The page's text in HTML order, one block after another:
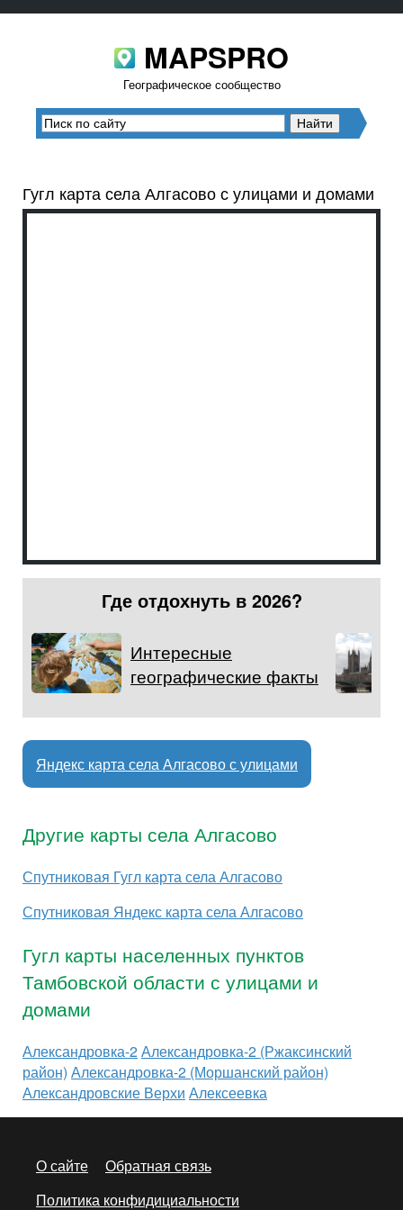
MAPSPRO
Географическое сообщество
Гугл карта села Алгасово с улицами и домами
Где отдохнуть в 2026?
Интересные
географические факты
Яндекс карта села Алгасово с улицами
Другие карты села Алгасово
Спутниковая Гугл карта села Алгасово
Спутниковая Яндекс карта села Алгасово
Гугл карты населенных пунктов
Тамбовской области с улицами и
домами
Александровка-2Александровка-2 (Ржаксинский
район) Александровка-2 (Моршанский район)
Александровские Верхи Алексеевка
О сайте
Обратная связь
Политика конфидициальности